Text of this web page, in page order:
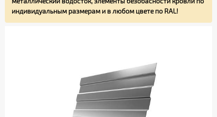
индивидуальным размерам и в любом цвете по RAL!